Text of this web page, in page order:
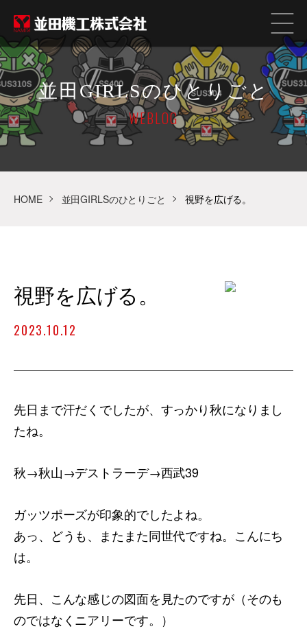
並田GIRLSのひとりごと
WEBLOG
HOME 並田GIRLSのひとりごと 視野を広げる。
視野を広げる。
2023.10.12
先日まで汗だくでしたが、すっかり秋になりまし
たね。
秋→秋山→デストラーデ→西武39
ガッツポーズが印象的でしたよね。
あっ、どうも、またまた同世代ですね。こんにち
は。
先日、こんな感じの図面を見たのですが（そのも
のではなくニアリーです。）